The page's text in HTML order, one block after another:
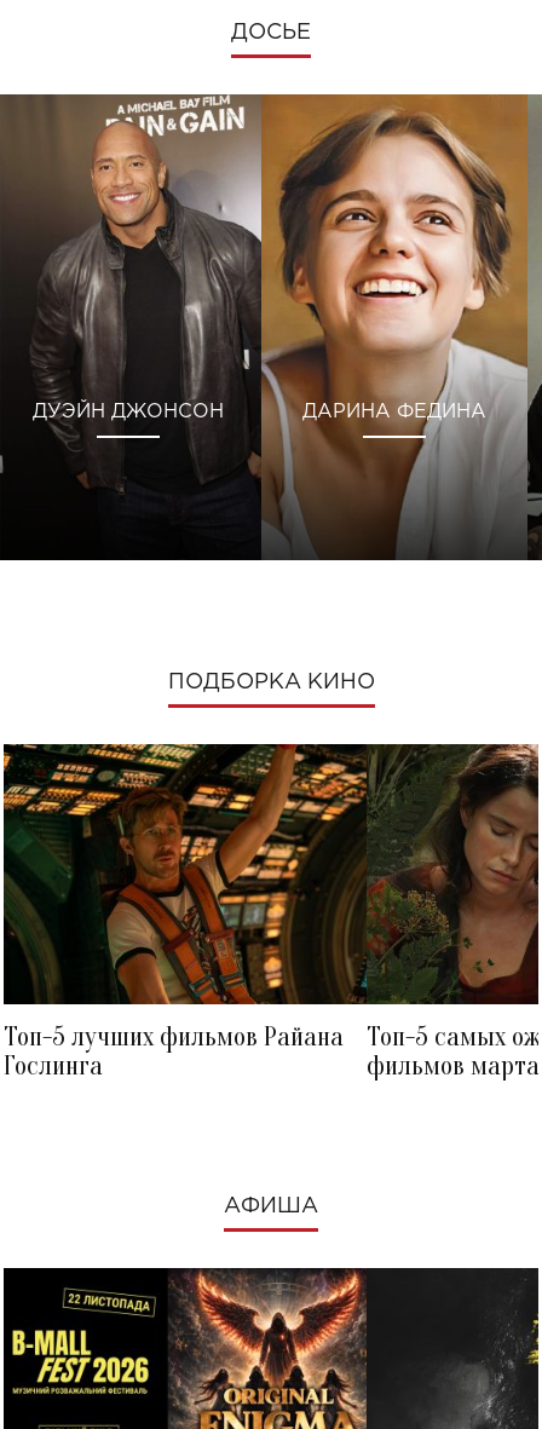
ДОСЬЕ
ДУЭЙН ДЖОНСОН ДАРИНА ФЕДИНА
ПОДБОРКА КИНО
Топ-5 лучших фильмов Райана
Гослинга
Топ-5 самых
фильмов
АФИША